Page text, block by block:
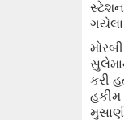
ગયેલા
કરી
હકીમ